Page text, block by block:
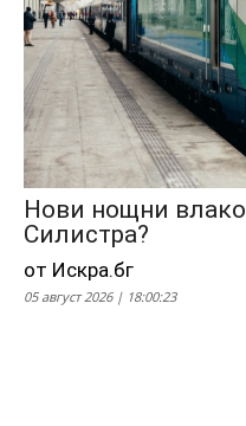
Нови нощни
Силистра?
от Искра.бг
05 август 2026 | 18:00:23